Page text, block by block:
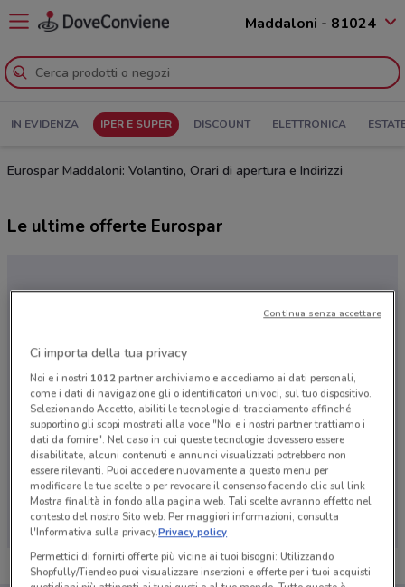
Maddaloni - 81024
IN EVIDENZA IPER E SUPER DISCOUNT ELETTRONICA
Eurospar Maddaloni: Volantino, Orari di apertura e Indirizzi
Le ultime offerte Eurospar
Ci dispiace, al momento non abbiamo pubblicato
volantini nella tua zona. Riprova più tardi.
Ci importa della tua privacy
Noi e i nostri 1012partner archiviamo e accediamo ai dati personali,
come i dati di navigazione gli o identificatori univoci, sul tuo dispositivo.
Selezionando Accetto, abiliti le tecnologie di tracciamento affinché
supportino gli scopi mostrati alla voce "Noi e i nostri partner trattiamo i
dati da fornire". Nel caso in cui queste tecnologie dovessero essere
disabilitate, alcuni contenuti e annunci visualizzati potrebbero non
essere rilevanti. Puoi accedere nuovamente a questo menu per
modificare le tue scelte o per revocare il consenso facendo clic sul link
Mostra finalità in fondo alla pagina web. Tali scelte avranno effetto nel
contesto del nostro Sito web. Per maggiori informazioni, consulta
l'Informativa sulla privacy.Privacy policy
Permettici di fornirti offerte più vicine ai tuoi bisogni: Utilizzando
Shopfully/Tiendeo puoi visualizzare inserzioni e offerte per i tuoi acquisti
Continua senza accettare